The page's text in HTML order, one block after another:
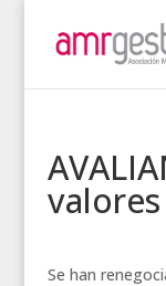
valores
Se han